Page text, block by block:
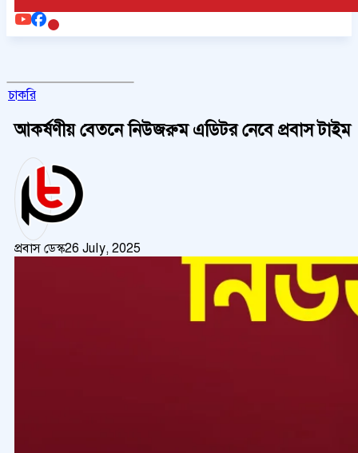
চাকরি
আকর্ষণীয় বেতনে নিউজরুম এডিটর নেবে প্রবাস টাইম
প্রবাস ডেস্ক26 July, 2025